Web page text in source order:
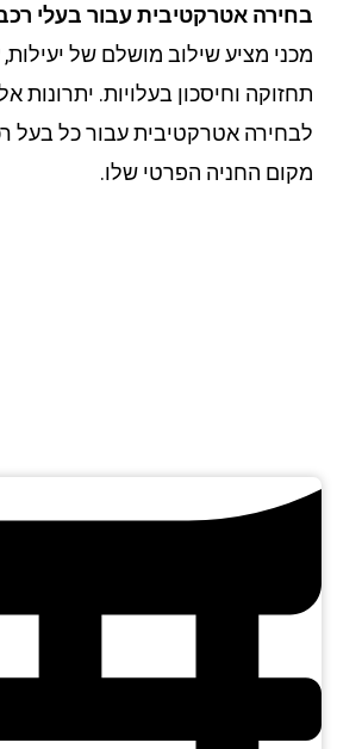
אטרקטיבית עבור בעלי רכבים:
מציע שילוב מושלם של יעילות,
וחיסכון בעלויות. יתרונות אלו
אטרקטיבית עבור כל בעל רכב
החניה הפרטי שלו.